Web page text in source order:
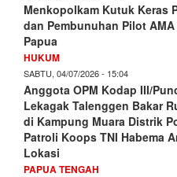
Menkopolkam Kutuk Keras
dan Pembunuhan Pilot
Papua
HUKUM
SABTU, 04/07/2026 - 15:04
Anggota OPM Kodap III/
Lekagak Talenggen Bakar
di Kampung Muara Distrik
Patroli Koops TNI Habema
Lokasi
PAPUA TENGAH